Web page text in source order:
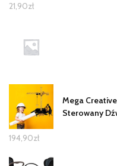
21,90zł
Mega
Sterowany
194,90zł